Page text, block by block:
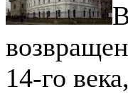
14-го